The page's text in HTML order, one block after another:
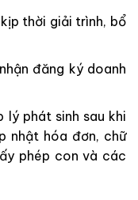
thời giải trình, bổ
đăng ký doanh
phát sinh sau khi
nhật hóa đơn, chữ
phép con và các